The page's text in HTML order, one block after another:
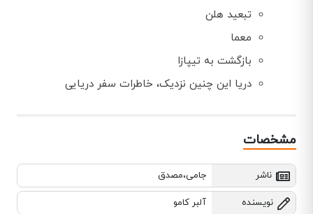
تبعید هلن
معما
بازگشت به تیپازا
دریا این چنین نزدیک، خاطرات سفر دریایی
مشخصات
ناشر جامی،مصدق
نویسنده آلبر کامو